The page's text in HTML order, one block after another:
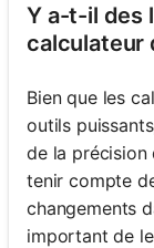
Y a-t-il des
calculateur
Bien que les
outils
de la précision
tenir compte
changements
important de